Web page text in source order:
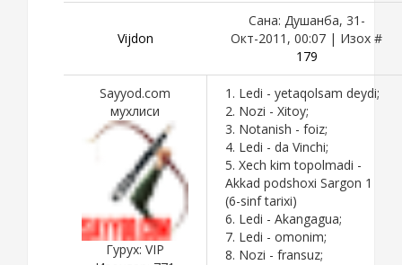
Vijdon
Сана: Душанба, 31-
Окт-2011, 00:07 | Изох #
179
Sayyod.com
мухлиси
Гурух: VIP
1. Ledi - yetaqolsam deydi;
2. Nozi - Xitoy;
3. Notanish - foiz;
4. Ledi - da Vinchi;
5. Xech kim topolmadi -
Akkad podshoxi Sargon 1
(6-sinf tarixi)
6. Ledi - Akangagua;
7. Ledi - omonim;
8. Nozi - fransuz;